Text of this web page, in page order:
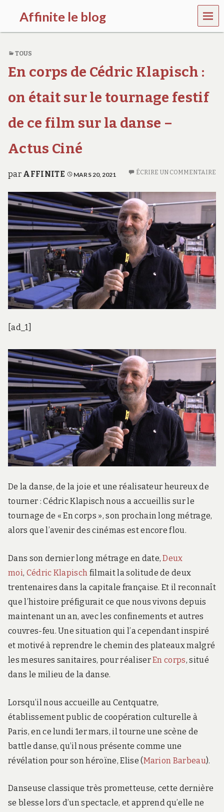
Affinite le blog
e
p
l
u
s
i
MEN
U
TOUS
En corps de Cédric Klapisch :
on était sur le tournage festif
de ce film sur la danse –
Actus Ciné
par AFFINITE MARS 20, 2021 ÉCRIRE UN COMMENTAIRE
[ad_1]
De la danse, de la joie et une réalisateur heureux de
tourner : Cédric Klapisch nous a accueillis sur le
tournage de « En corps », son prochain long métrage,
alors que l’avenir des cinémas est encore flou.
Dans son dernier long métrage en date,Deux
moi, Cédric Klapisch filmait la solitude de deux
trentenaires dans la capitale française. Et il reconnaît
que l’histoire préfigurait ce que nous vivons depuis
maintenant un an, avec les confinements et autres
couvres-feu. Une situation qui l’a cependant inspiré
et motivé à reprendre le chemin des plateaux malgré
les mesures sanitaires, pour réaliserEn corps, situé
dans le milieu de la danse.
Lorsqu’il nous accueille au Centquatre,
établissement public de coopération culturelle à
Paris, en ce lundi 1er mars, il tourne une scène de
battle danse, qu’il nous présente comme une
révélation pour son héroïne, Elise (Marion Barbeau).
Danseuse classique très prometteuse, cette dernière
se blesse lors d’un spectacle, et apprend qu’elle ne